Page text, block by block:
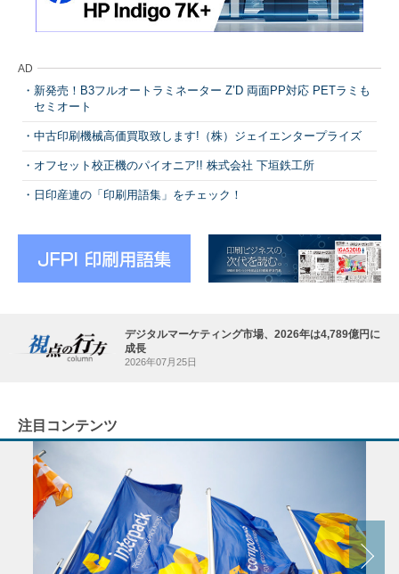
AD
新発売！B3フルオートラミネーター Z’D 両面PP対応 PETラミも
セミオート
中古印刷機械高価買取致します!（株）ジェイエンタープライズ
オフセット校正機のパイオニア!! 株式会社 下垣鉄工所
日印産連の「印刷用語集」をチェック！
デジタルマーケティング市場、2026年は4,789億円に
成長
2026年07月25日
注目コンテンツ